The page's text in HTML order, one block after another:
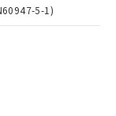
5-1)
当社にご